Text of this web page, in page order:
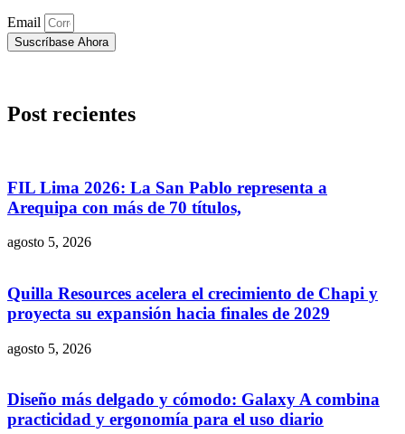
Email
Suscríbase Ahora
Post recientes
FIL Lima 2026: La San Pablo representa a
Arequipa con más de 70 títulos,
agosto 5, 2026
Quilla Resources acelera el crecimiento de Chapi y
proyecta su expansión hacia finales de 2029
agosto 5, 2026
Diseño más delgado y cómodo: Galaxy A combina
practicidad y ergonomía para el uso diario